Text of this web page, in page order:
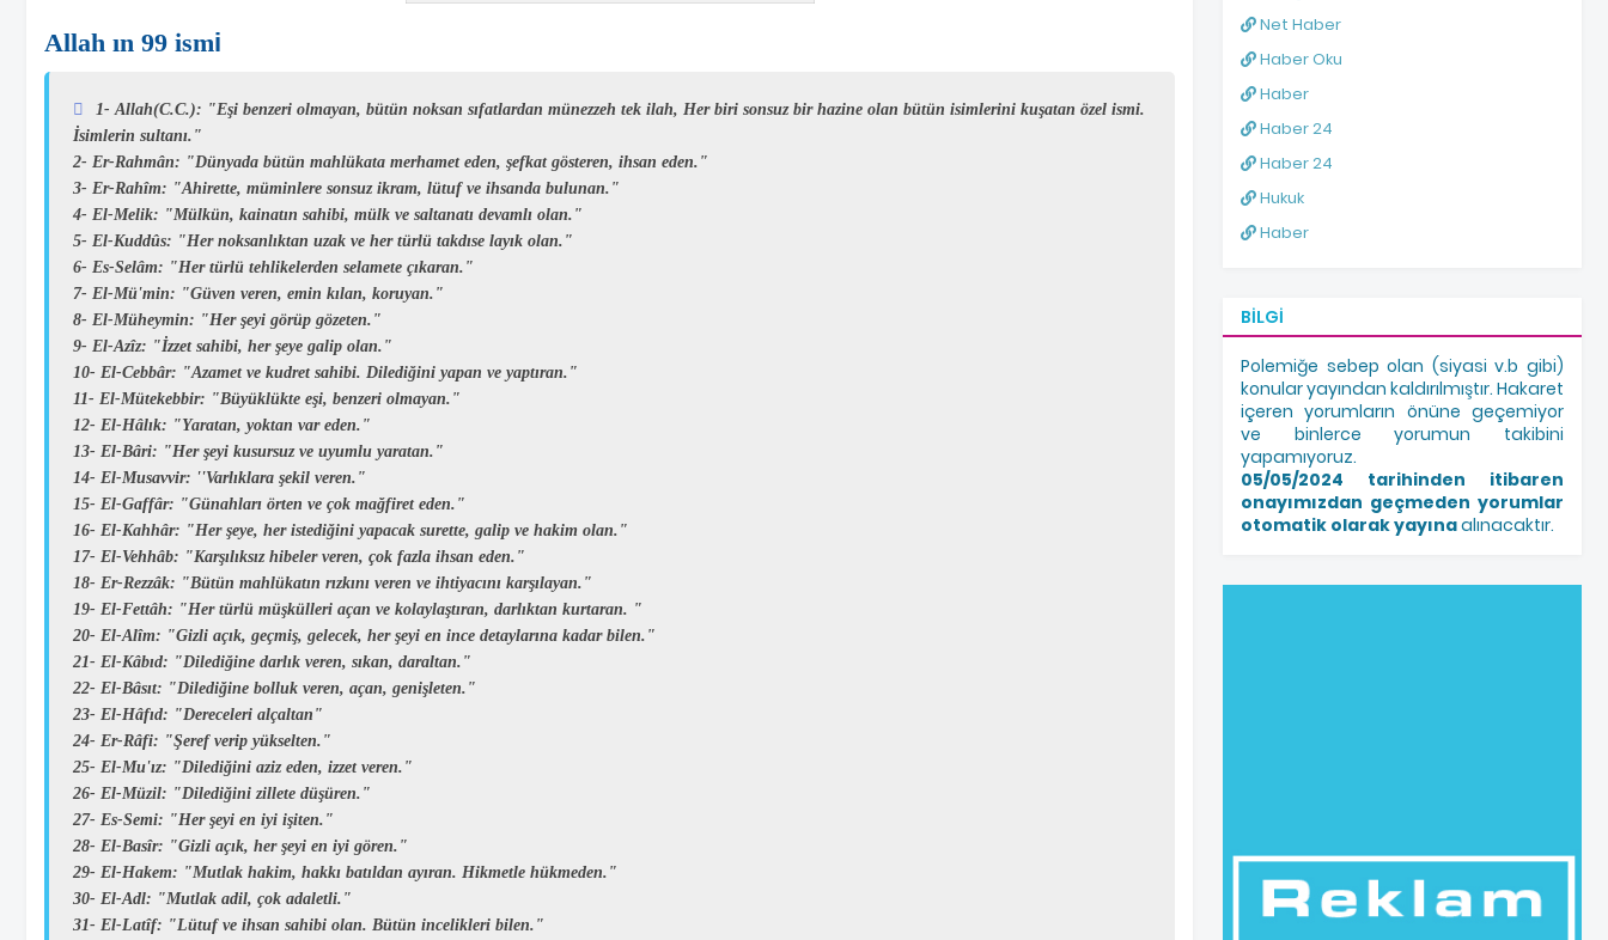
Allah ın 99 ismi
1-Allah(C.C.): "Eşi benzeri olmayan, bütün noksan sıfatlardan münezzeh tek ilah, Her biri sonsuz bir hazine olan bütün isimlerini kuşatan özel ismi.
İsimlerin sultanı."
2- Er-Rahmân: "Dünyada bütün mahlükata merhamet eden, şefkat gösteren, ihsan eden."
3- Er-Rahîm: "Ahirette, müminlere sonsuz ikram, lütuf ve ihsanda bulunan."
4- El-Melik: "Mülkün, kainatın sahibi, mülk ve saltanatı devamlı olan."
5- El-Kuddûs: "Her noksanlıktan uzak ve her türlü takdıse layık olan."
6- Es-Selâm: "Her türlü tehlikelerden selamete çıkaran."
7- El-Mü'min: "Güven veren, emin kılan, koruyan."
8- El-Müheymin: "Her şeyi görüp gözeten."
9- El-Azîz: "İzzet sahibi, her şeye galip olan."
10- El-Cebbâr: "Azamet ve kudret sahibi. Dilediğini yapan ve yaptıran."
11- El-Mütekebbir: "Büyüklükte eşi, benzeri olmayan."
12- El-Hâlık: "Yaratan, yoktan var eden."
13- El-Bâri: "Her şeyi kusursuz ve uyumlu yaratan."
14- El-Musavvir: ''Varlıklara şekil veren."
15- El-Gaffâr: "Günahları örten ve çok mağfiret eden."
16- El-Kahhâr: "Her şeye, her istediğini yapacak surette, galip ve hakim olan."
17- El-Vehhâb: "Karşılıksız hibeler veren, çok fazla ihsan eden."
18- Er-Rezzâk: "Bütün mahlükatın rızkını veren ve ihtiyacını karşılayan."
19- El-Fettâh: "Her türlü müşkülleri açan ve kolaylaştıran, darlıktan kurtaran. "
20- El-Alîm: "Gizli açık, geçmiş, gelecek, her şeyi en ince detaylarına kadar bilen."
21- El-Kâbıd: "Dilediğine darlık veren, sıkan, daraltan."
22- El-Bâsıt: "Dilediğine bolluk veren, açan, genişleten."
23- El-Hâfıd: "Dereceleri alçaltan"
24- Er-Râfi: "Şeref verip yükselten."
25- El-Mu'ız: "Dilediğini aziz eden, izzet veren."
26- El-Müzil: "Dilediğini zillete düşüren."
27- Es-Semi: "Her şeyi en iyi işiten."
28- El-Basîr: "Gizli açık, her şeyi en iyi gören."
29- El-Hakem: "Mutlak hakim, hakkı batıldan ayıran. Hikmetle hükmeden."
30- El-Adl: "Mutlak adil, çok adaletli."
31- El-Latîf: "Lütuf ve ihsan sahibi olan. Bütün incelikleri bilen."
Net Haber
Haber Oku
Haber
Haber 24
Haber 24
Hukuk
Haber
BILGI
Polemiğe sebep olan (siyasi v.b gibi)
konular yayından kaldırılmıştır. Hakaret
içeren yorumların önüne geçemiyor
ve binlerce yorumun takibini
yapamıyoruz.
05/05/2024 tarihinden itibaren
onayımızdan geçmeden yorumlar
otomatik olarak yayınaalınacaktır.